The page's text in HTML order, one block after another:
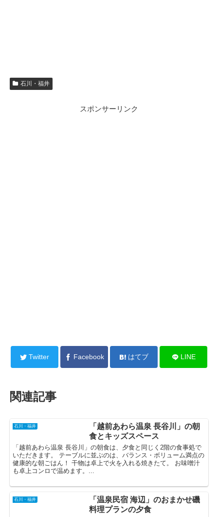
石川・福井
スポンサーリンク
Twitter Facebook はてブ LINE
関連記事
石川・福井
「越前あわら温泉 長谷川」の朝
食とキッズスペース
「越前あわら温泉 長谷川」の朝食は、夕食と同じく2階の食事処で
いただきます。 テーブルに並ぶのは、バランス・ボリューム満点の
健康的な朝ごはん！ 干物は卓上で火を入れる焼きたて。 お味噌汁
も卓上コンロで温めます。...
石川・福井
「温泉民宿 海辺」のおまかせ磯
料理プランの夕食